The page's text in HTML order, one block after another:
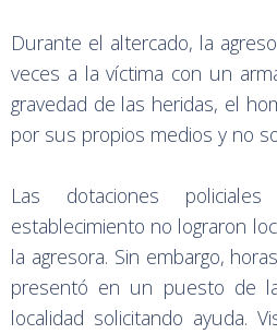
Durante el altercado, la
veces a la víctima con un
gravedad de las heridas, el
por sus propios medios y no
Las dotaciones
establecimiento no lograron
la agresora. Sin embargo,
presentó en un puesto de
localidad solicitando ayuda.